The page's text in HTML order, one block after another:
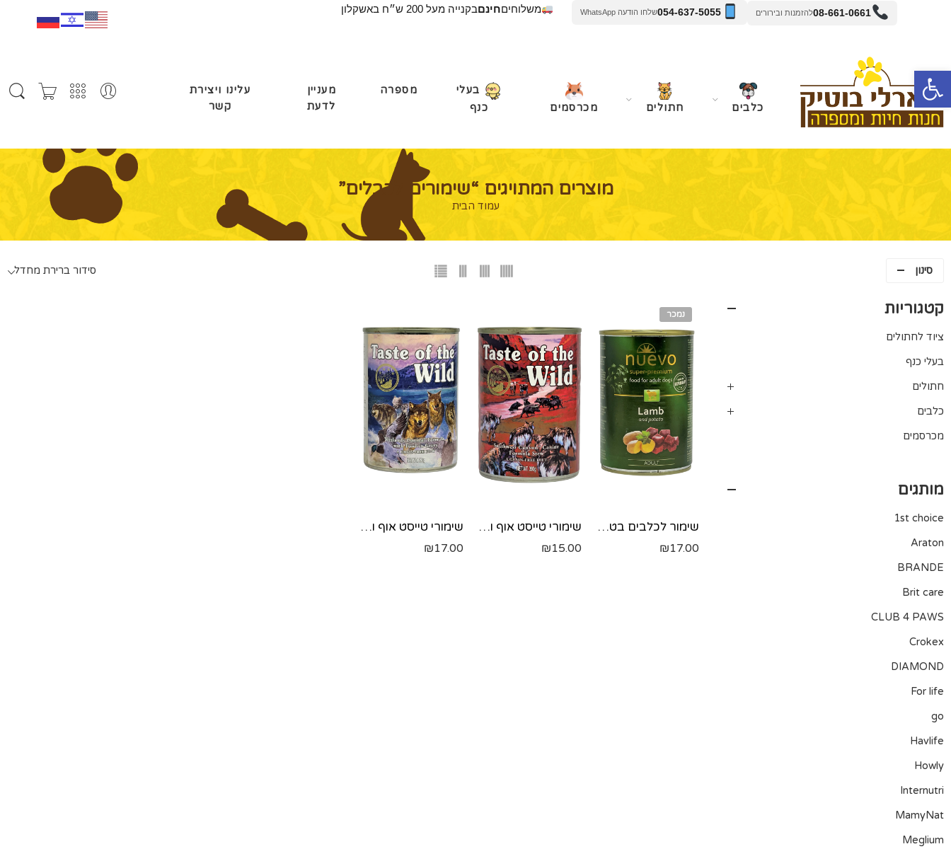
פתח סרגל נגישות
054-637-5055שלחו הודעה WhatsApp 08-661-0661להזמנות ובירורים משלוחיםחינםבקנייה מעל 200 ש״ח באשקלון
כלבים חתולים מכרסמים
בעלי
כנף
מספרה
מעניין
לדעת
עלינו ויצירת
קשר
מוצרים המתויגים “שימורים לכבלים”
עמוד הבית
סינון
נמכר
שימור לכלבים בטעם כבש 400 גרם NUEVO
₪17.00
שימורי טייסט אוף ווילד כלב - בקר 390 גרם
₪15.00
שימורי טייסט אוף ווילד כלב - ברווז 390 גרם
₪17.00
קטגוריות
ציוד לחתולים
בעלי כנף
חתולים
כלבים
מכרסמים
מותגים
1st choice
Araton
BRANDE
Brit care
CLUB 4 PAWS
Crokex
DIAMOND
For life
go
Havlife
Howly
Internutri
MamyNat
Meglium